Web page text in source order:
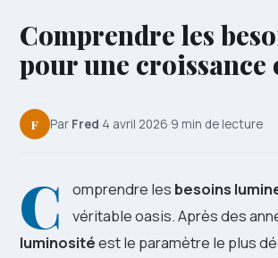
Comprendre les
pour une croissance
F Par Fred·4 avril 2026·9 min de lecture
C omprendre les besoins
véritable oasis. Après des
luminositéest le paramètre le plus